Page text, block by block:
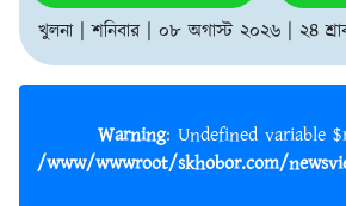
খুলনা | শনিবার | ০৮ অগাস্ট ২০২৬ | ২৪
Warning : Undefined variable
/www/wwwroot/skhobor.com/